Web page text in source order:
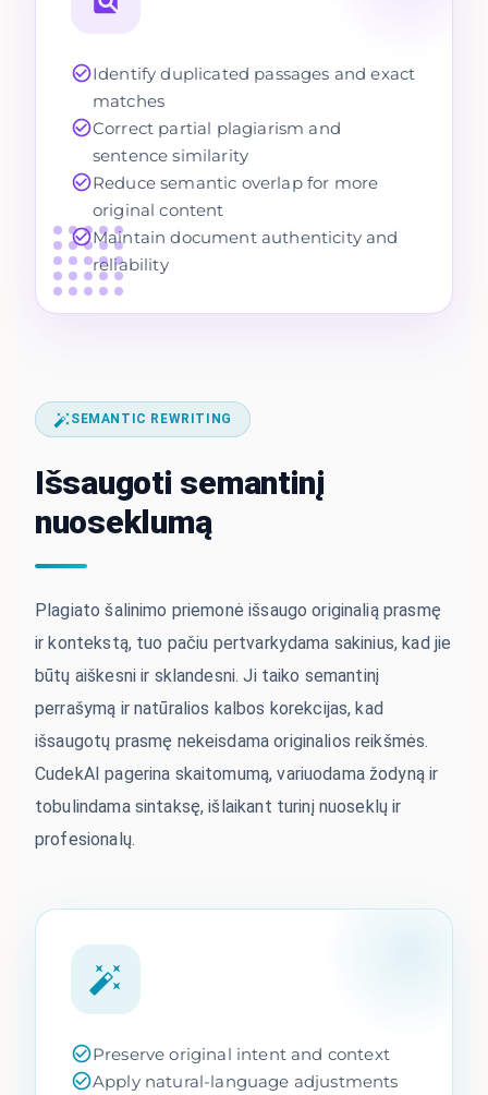
Identify duplicated passages and exact
matches
Correct partial plagiarism and
sentence similarity
Reduce semantic overlap for more
original content
Maintain document authenticity and
reliability
Preserve original intent and context
Apply natural-language adjustments
SEMANTIC REWRITING
Išsaugoti semantinį
nuoseklumą
Plagiato šalinimo priemonė išsaugo originalią prasmę
ir kontekstą, tuo pačiu pertvarkydama sakinius, kad jie
būtų aiškesni ir sklandesni. Ji taiko semantinį
perrašymą ir natūralios kalbos korekcijas, kad
išsaugotų prasmę nekeisdama originalios reikšmės.
CudekAI pagerina skaitomumą, variuodama žodyną ir
tobulindama sintaksę, išlaikant turinį nuoseklų ir
profesionalų.